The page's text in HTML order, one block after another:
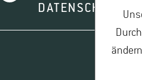
DATENSCHUTZ